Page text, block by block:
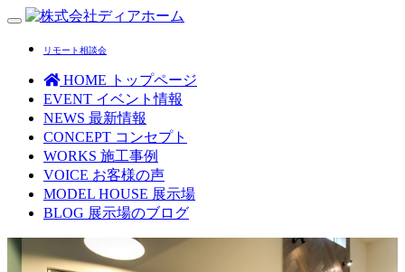
Toggle
リモート相談会
HOME
トップページ
EVENT イベント情報
NEWS 最新情報
CONCEPT コンセプト
WORKS 施工事例
VOICE お客様の声
MODEL HOUSE 展示場
BLOG 展示場のブログ